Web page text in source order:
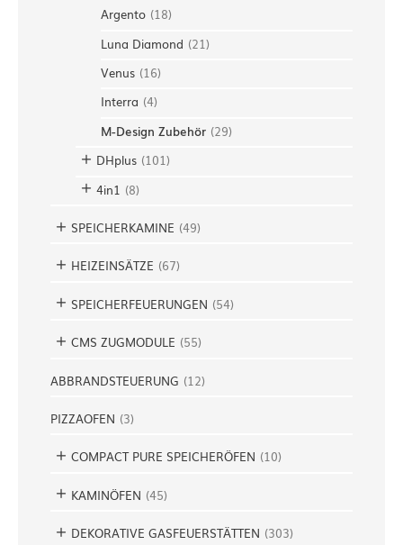
Argento (18)
Luna Diamond (21)
Venus (16)
Interra (4)
M-Design Zubehör (29)
DHplus (101)
4in1 (8)
SPEICHERKAMINE (49)
HEIZEINSÄTZE (67)
SPEICHERFEUERUNGEN (54)
CMS ZUGMODULE (55)
ABBRANDSTEUERUNG (12)
PIZZAOFEN (3)
COMPACT PURE SPEICHERÖFEN (10)
KAMINÖFEN (45)
DEKORATIVE GASFEUERSTÄTTEN (303)